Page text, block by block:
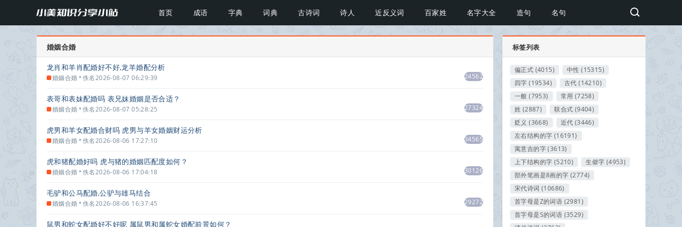
首页 成语 字典 词典 古诗词 诗人 近反义词 百家姓 名字大全 造句 名句
婚姻合婚
龙肖和羊肖配婚好不好,龙羊婚配分析
婚姻合婚 •佚名2026-08-07 06:29:39 24562
表哥和表妹配婚吗 表兄妹婚姻是否合适？
婚姻合婚 •佚名2026-08-07 05:28:25 27324
虎男和羊女配婚合财吗 虎男与羊女婚姻财运分析
婚姻合婚 •佚名2026-08-06 17:27:10 34565
虎和猪配婚好吗 虎与猪的婚姻匹配度如何？
婚姻合婚 •佚名2026-08-06 17:04:18 30126
毛驴和公马配婚,公驴与雄马结合
婚姻合婚 •佚名2026-08-06 16:37:45 29272
鼠男和蛇女配婚好不好呢 属鼠男和属蛇女婚配前景如何？
标签列表
偏正式 (4015) 中性 (15315)
四字 (19534) 古代 (14210)
一般 (7953) 常用 (7258)
姓 (2887) 联合式 (9404)
贬义 (3668) 近代 (3446)
左右结构的字 (16191)
寓意吉的字(3613)
上下结构的字 (5210) 生僻字 (4953)
部外笔画是8画的字 (2774)
宋代诗词 (10686)
首字母是Z的词语 (2981)
首字母是S的词语 (3529)